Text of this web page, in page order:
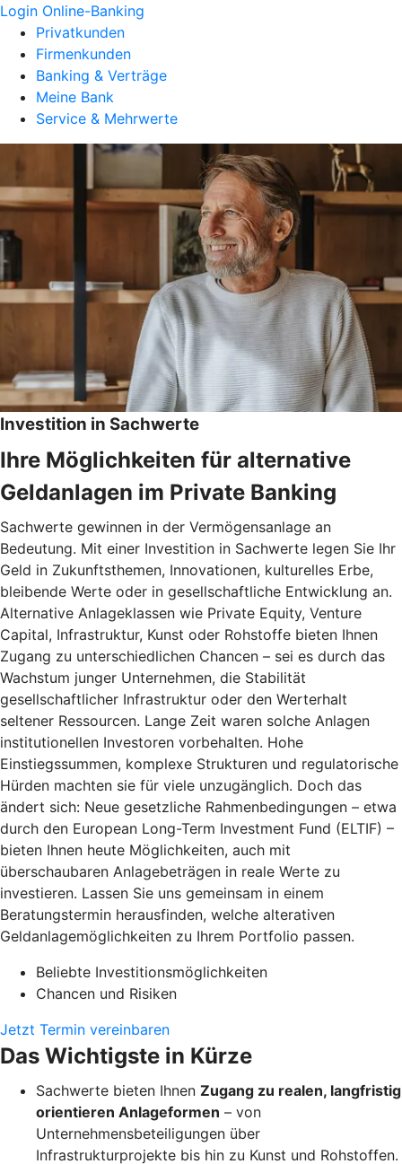
Login Online-Banking
Privatkunden
Firmenkunden
Banking & Verträge
Meine Bank
Service & Mehrwerte
Investition in Sachwerte
Ihre Möglichkeiten für alternative
Geldanlagen im Private Banking
Sachwerte gewinnen in der Vermögensanlage an
Bedeutung. Mit einer Investition in Sachwerte legen Sie Ihr
Geld in Zukunftsthemen, Innovationen, kulturelles Erbe,
bleibende Werte oder in gesellschaftliche Entwicklung an.
Alternative Anlageklassen wie Private Equity, Venture
Capital, Infrastruktur, Kunst oder Rohstoffe bieten Ihnen
Zugang zu unterschiedlichen Chancen – sei es durch das
Wachstum junger Unternehmen, die Stabilität
gesellschaftlicher Infrastruktur oder den Werterhalt
seltener Ressourcen. Lange Zeit waren solche Anlagen
institutionellen Investoren vorbehalten. Hohe
Einstiegssummen, komplexe Strukturen und regulatorische
Hürden machten sie für viele unzugänglich. Doch das
ändert sich: Neue gesetzliche Rahmenbedingungen – etwa
durch den European Long-Term Investment Fund (ELTIF) –
bieten Ihnen heute Möglichkeiten, auch mit
überschaubaren Anlagebeträgen in reale Werte zu
investieren. Lassen Sie uns gemeinsam in einem
Beratungstermin herausfinden, welche alterativen
Geldanlagemöglichkeiten zu Ihrem Portfolio passen.
Beliebte Investitionsmöglichkeiten
Chancen und Risiken
Jetzt Termin vereinbaren
Das Wichtigste in Kürze
Sachwerte bieten Ihnen Zugang zu realen, langfristig
orientieren Anlageformen – von
Unternehmensbeteiligungen über
Infrastrukturprojekte bis hin zu Kunst und Rohstoffen.